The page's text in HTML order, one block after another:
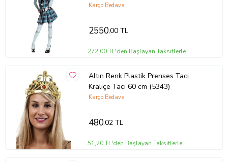
Kargo Bedava
2550,00 TL
272,00 TL'den Başlayan Taksitlerle
Altın Renk Plastik Prenses Tacı
Kraliçe Tacı 60 cm (5343)
Kargo Bedava
480,02 TL
51,20 TL'den Başlayan Taksitlerle